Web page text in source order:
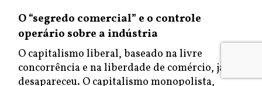
O “segredo comercial” e o controle
operário sobre a indústria
O capitalismo liberal, baseado na livre
concorrência e na liberdade de comércio, já
desapareceu. O capitalismo monopolista,